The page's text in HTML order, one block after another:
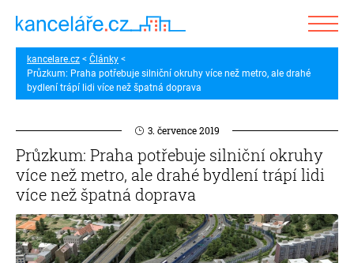
kancelare.cz
Články
Průzkum: Praha potřebuje silniční okruhy více než metro, ale drahé
bydlení trápí lidi více než špatná doprava
3. července 2019
Průzkum: Praha potřebuje silniční okruhy
více než metro, ale drahé bydlení trápí lidi
více než špatná doprava